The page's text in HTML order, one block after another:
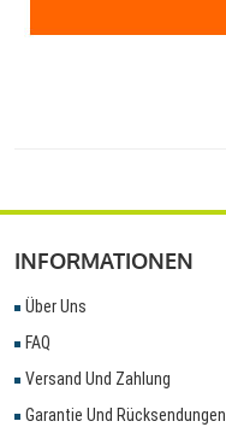
INFORMATIONEN
Über Uns
FAQ
Versand Und Zahlung
Garantie Und Rücksendungen